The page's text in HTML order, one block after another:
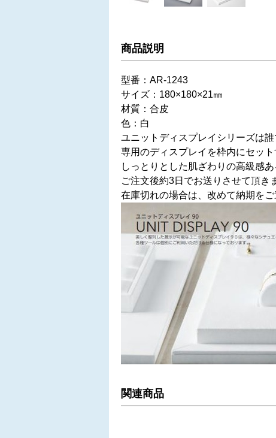
商品説明
型番：AR-1243
サイズ：180×180×21㎜
材質：合皮
色：白
ユニットディスプレイシリーズは
専用のディスプレイを枠内にセッ
しっとりとした肌ざわりの高級感
ご注文後約3日でお送りさせて頂き
在庫切れの場合は、改めて納期をご
関連商品